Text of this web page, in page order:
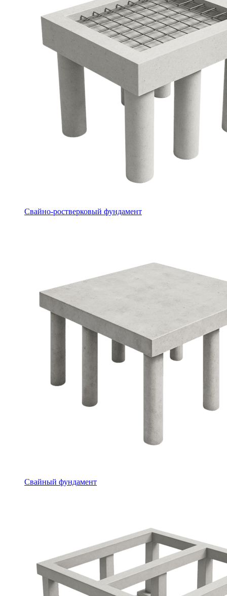
Свайно-ростверковый фундамент
Свайный фундамент